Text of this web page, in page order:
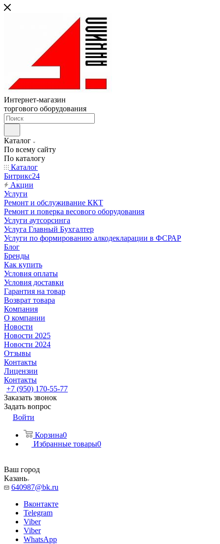
Интернет-магазин
торгового оборудования
Каталог
По всему сайту
По каталогу
Каталог
Битрикс24
Акции
Услуги
Ремонт и обслуживание ККТ
Ремонт и поверка весового оборудования
Услуги аутсорсинга
Услуга Главный Бухгалтер
Услуги по формированию алкодекларации в ФСРАР
Блог
Бренды
Как купить
Условия оплаты
Условия доставки
Гарантия на товар
Возврат товара
Компания
О компании
Новости
Новости 2025
Новости 2024
Отзывы
Контакты
Лицензии
Контакты
+7 (950) 170-55-77
Заказать звонок
Задать вопрос
Войти
Корзина0
Избранные товары0
Ваш город
Казань
640987@bk.ru
Вконтакте
Telegram
Viber
Viber
WhatsApp